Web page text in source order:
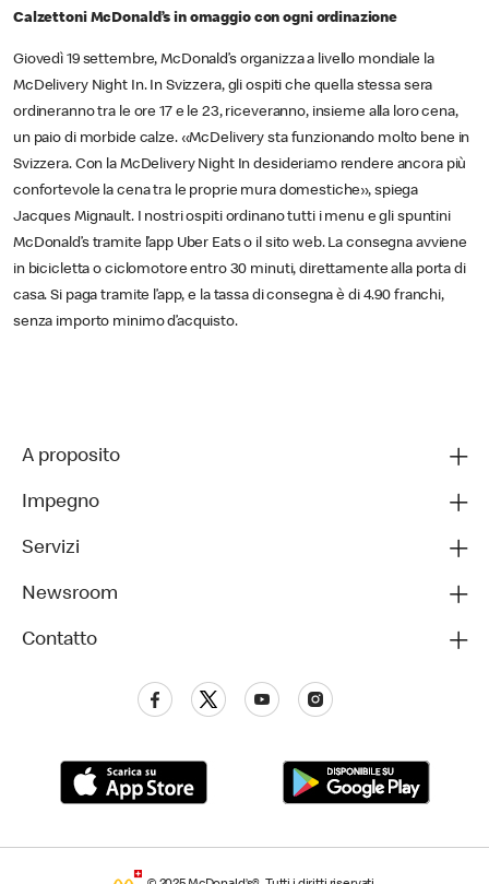
Calzettoni McDonald’s in omaggio con ogni ordinazione
Giovedì 19 settembre, McDonald’s organizza a livello mondiale la
McDelivery Night In. In Svizzera, gli ospiti che quella stessa sera
ordineranno tra le ore 17 e le 23, riceveranno, insieme alla loro cena,
un paio di morbide calze. «McDelivery sta funzionando molto bene in
Svizzera. Con la McDelivery Night In desideriamo rendere ancora più
confortevole la cena tra le proprie mura domestiche», spiega
Jacques Mignault. I nostri ospiti ordinano tutti i menu e gli spuntini
McDonald’s tramite l’app Uber Eats o il sito web. La consegna avviene
in bicicletta o ciclomotore entro 30 minuti, direttamente alla porta di
casa. Si paga tramite l’app, e la tassa di consegna è di 4.90 franchi,
senza importo minimo d’acquisto.
A proposito
Impegno
Servizi
Newsroom
Contatto